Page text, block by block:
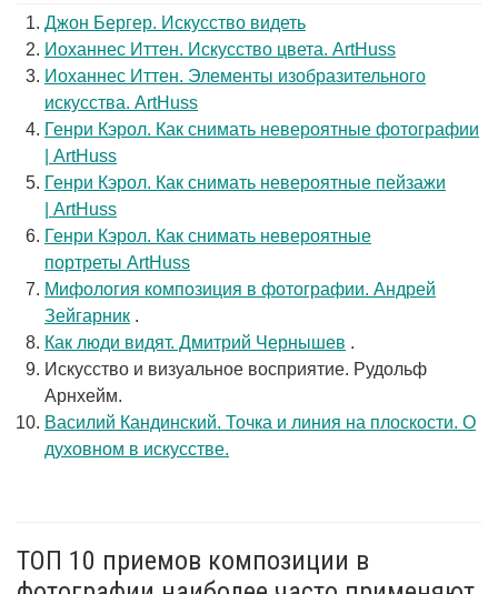
Джон Бергер. Искусство видеть
Иоханнес Иттен. Искусство цвета. ArtHuss
Иоханнес Иттен. Элементы изобразительного
искусства. ArtHuss
Генри Кэрол. Как снимать невероятные фотографии
| ArtHuss
Генри Кэрол. Как снимать невероятные пейзажи
| ArtHuss
Генри Кэрол. Как снимать невероятные
портреты ArtHuss
Мифология композиция в фотографии. Андрей
Зейгарник .
Как люди видят. Дмитрий Чернышев .
Искусство и визуальное восприятие. Рудольф
Арнхейм.
Василий Кандинский. Точка и линия на плоскости. О
духовном в искусстве.
ТОП 10 приемов композиции в